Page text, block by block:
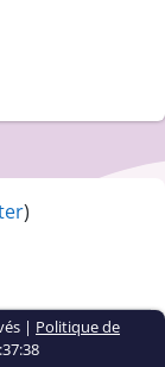
)
| Politique de